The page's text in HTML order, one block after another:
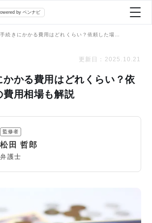
by ベンナビ
弁護士の方へ
更新日： 2025.10.21
かかる費用はどれくらい？依
費用相場も解説
監修者
松田 哲郎
弁護士